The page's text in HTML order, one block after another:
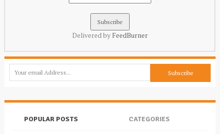
Delivered by FeedBurner
POPULAR POSTS CATEGORIES